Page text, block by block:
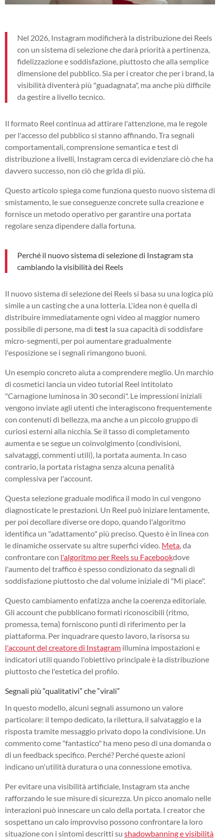
Nel 2026, Instagram modificherà la distribuzione dei Reels
con un sistema di selezione che darà priorità a pertinenza,
fidelizzazione e soddisfazione, piuttosto che alla semplice
dimensione del pubblico. Sia per i creator che per i brand, la
visibilità diventerà più "guadagnata", ma anche più difficile
da gestire a livello tecnico.
Il formato Reel continua ad attirare l'attenzione, ma le regole
per l'accesso del pubblico si stanno affinando. Tra segnali
comportamentali, comprensione semantica e test di
distribuzione a livelli, Instagram cerca di evidenziare ciò che ha
davvero successo, non ciò che grida di più.
Questo articolo spiega come funziona questo nuovo sistema di
smistamento, le sue conseguenze concrete sulla creazione e
fornisce un metodo operativo per garantire una portata
regolare senza dipendere dalla fortuna.
Perché il nuovo sistema di selezione di Instagram sta
cambiando la visibilità dei Reels
Il nuovo sistema di selezione dei Reels si basa su una logica più
simile a un casting che a una lotteria. L'idea non è quella di
distribuire immediatamente ogni video al maggior numero
possibile di persone, ma di test la sua capacità di soddisfare
micro-segmenti, per poi aumentare gradualmente
l'esposizione se i segnali rimangono buoni.
Un esempio concreto aiuta a comprendere meglio. Un marchio
di cosmetici lancia un video tutorial Reel intitolato
"Carnagione luminosa in 30 secondi". Le impressioni iniziali
vengono inviate agli utenti che interagiscono frequentemente
con contenuti di bellezza, ma anche a un piccolo gruppo di
curiosi esterni alla nicchia. Se il tasso di completamento
aumenta e se segue un coinvolgimento (condivisioni,
salvataggi, commenti utili), la portata aumenta. In caso
contrario, la portata ristagna senza alcuna penalità
complessiva per l'account.
Questa selezione graduale modifica il modo in cui vengono
diagnosticate le prestazioni. Un Reel può iniziare lentamente,
per poi decollare diverse ore dopo, quando l'algoritmo
identifica un "adattamento" più preciso. Questo è in linea con
le dinamiche osservate su altre superfici video. Meta , da
confrontare con l'algoritmo per Reels su Facebookdove
l'aumento del traffico è spesso condizionato da segnali di
soddisfazione piuttosto che dal volume iniziale di "Mi piace".
Questo cambiamento enfatizza anche la coerenza editoriale.
Gli account che pubblicano formati riconoscibili (ritmo,
promessa, tema) forniscono punti di riferimento per la
piattaforma. Per inquadrare questo lavoro, la risorsa su
l'account del creatore di Instagram illumina impostazioni e
indicatori utili quando l'obiettivo principale è la distribuzione
piuttosto che l'estetica del profilo.
Segnali più “qualitativi” che “virali”
In questo modello, alcuni segnali assumono un valore
particolare: il tempo dedicato, la rilettura, il salvataggio e la
risposta tramite messaggio privato dopo la condivisione. Un
commento come "fantastico" ha meno peso di una domanda o
di un feedback specifico. Perché? Perché queste azioni
indicano un'utilità duratura o una connessione emotiva.
Per evitare una visibilità artificiale, Instagram sta anche
rafforzando le sue misure di sicurezza. Un picco anomalo nelle
interazioni può innescare un calo della portata. I creator che
sospettano un calo improvviso possono confrontare la loro
situazione con i sintomi descritti su shadowbanning e visibilità